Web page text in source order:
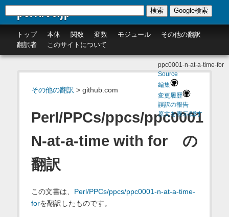
perldoc.jp
トップ 本体 関数 変数 モジュール
その他の翻訳
翻訳者
このサイトについて
検索 Google検索
その他の翻訳 > github.com
ppc0001-n-at-a-time-for
Source
編集
変更履歴
誤訳の報告
原文を表示/隠す
Perl/PPCs/ppcs/ppc0001
N-at-a-time with for の
翻訳
この文書は、 Perl/PPCs/ppcs/ppc0001-n-at-a-time-
forを翻訳したものです。